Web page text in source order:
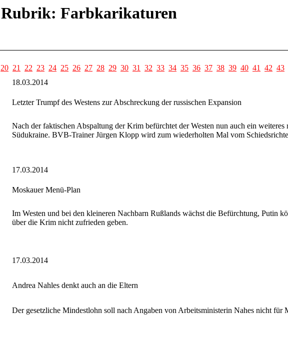
Rubrik: Farbkarikaturen
20 21 22 23 24 25 26 27 28 29 30 31 32 33 34 35 36 37 38 39 40 41 42 43
18.03.2014
Letzter Trumpf des Westens zur Abschreckung der russischen Expansion
Nach der faktischen Abspaltung der Krim befürchtet der Westen nun auch ein weiteres
Südukraine. BVB-Trainer Jürgen Klopp wird zum wiederholten Mal vom
17.03.2014
Moskauer Menü-Plan
Im Westen und bei den kleineren Nachbarn Rußlands wächst die Befürchtung, Putin
über die Krim nicht zufrieden geben.
17.03.2014
Andrea Nahles denkt auch an die Eltern
Der gesetzliche Mindestlohn soll nach Angaben von Arbeitsministerin Nahes nicht für